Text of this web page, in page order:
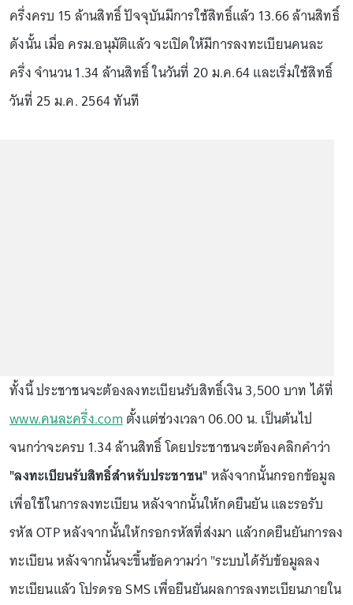
ครึ่งครบ 15 ล้านสิทธิ์ ปัจจุบันมีการใช้สิทธิ์แล้ว 13.66 ล้านสิทธิ์
ดังนั้น เมื่อ ครม.อนุมัติแล้ว จะเปิดให้มีการลงทะเบียนคนละ
ครึ่ง จำนวน 1.34 ล้านสิทธิ์ ในวันที่ 20 ม.ค.64 และเริ่มใช้สิทธิ์
วันที่ 25 ม.ค. 2564 ทันที
ทั้งนี้ ประชาชนจะต้องลงทะเบียนรับสิทธิ์เงิน 3,500 บาท ได้ที่
www.คนละครึ่ง.comตั้งแต่ช่วงเวลา 06.00 น. เป็นต้นไป
จนกว่าจะครบ 1.34 ล้านสิทธิ์ โดยประชาชนจะต้องคลิกคำว่า
"ลงทะเบียนรับสิทธิ์สำหรับประชาชน"หลังจากนั้นกรอกข้อมูล
เพื่อใช้ในการลงทะเบียน หลังจากนั้นให้กดยืนยัน และรอรับ
รหัส OTP หลังจากนั้นให้กรอกรหัสที่ส่งมา แล้วกดยืนยันการลง
ทะเบียน หลังจากนั้นจะขึ้นข้อความว่า "ระบบได้รับข้อมูลลง
ทะเบียนแล้ว โปรดรอ SMS เพื่อยืนยันผลการลงทะเบียนภายใน